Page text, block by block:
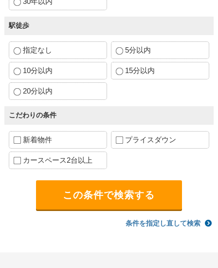
駅徒歩
指定なし 5分以内
10分以内 15分以内
20分以内
こだわりの条件
新着物件 プライスダウン
カースペース2台以上
条件を指定し直して検索